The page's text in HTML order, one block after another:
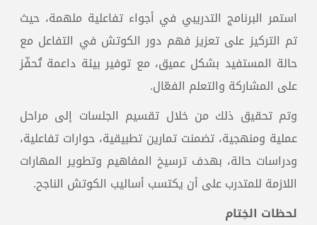
استمر البرنامج التدريبي في أجواء تفاعلية ملهمة، حيث
تم التركيز على تعزيز فهم دور الكوتش في التفاعل مع
حالة المستفيد بشكل عميق، مع توفير بيئة داعمة تُحفّز
على المشاركة والتعلم الفعّال.
وتم تحقيق ذلك من خلال تقسيم الجلسات إلى مراحل
عملية ومنهجية، تضمنت تمارين تطبيقية، حوارات تفاعلية،
ودراسات حالة، بهدف ترسيخ المفاهيم وتطوير المهارات
اللازمة للمتدرب على أن يكتسب أساليب الكوتش الناجح.
لحظات الخِتام